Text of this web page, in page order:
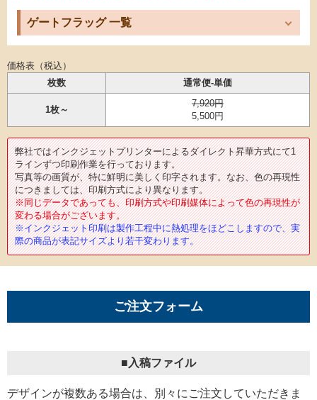
ゲートフラッグ 一覧
価格表（税込）
枚数
通常便-単価
1枚～
7,920円
5,500円
弊社ではインクジェットプリンターによるダイレクト昇華方式にて1
ラインずつ印刷作業を行っております。
写真等の画質が、特に鮮明に美しく印字されます。なお、色の再現性
につきましては、印刷方式により異なります。
※同じデータであっても、印刷方式や印刷媒体によって色の再現性が
変わる場合がございます。
※インクジェット印刷は製作工程中に熱処理をほどこしますので、実
際の商品が表記サイズより若干変わります。
ご注文フォーム
■入稿ファイル
デザインが複数ある場合は、別々にご注文していただきま